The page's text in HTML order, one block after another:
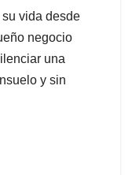
vida desde
negocio
una
y sin